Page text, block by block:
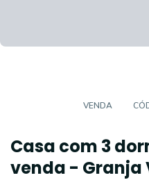
VENDA
Casa com 3
venda - Granja